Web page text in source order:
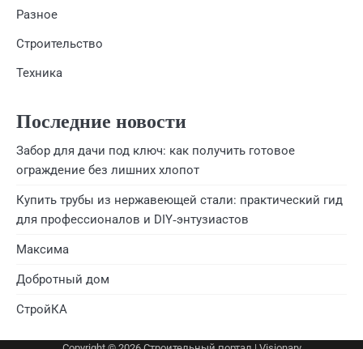
Разное
Строительство
Техника
Последние новости
Забор для дачи под ключ: как получить готовое
ограждение без лишних хлопот
Купить трубы из нержавеющей стали: практический гид
для профессионалов и DIY‑энтузиастов
Максима
Добротный дом
СтройКА